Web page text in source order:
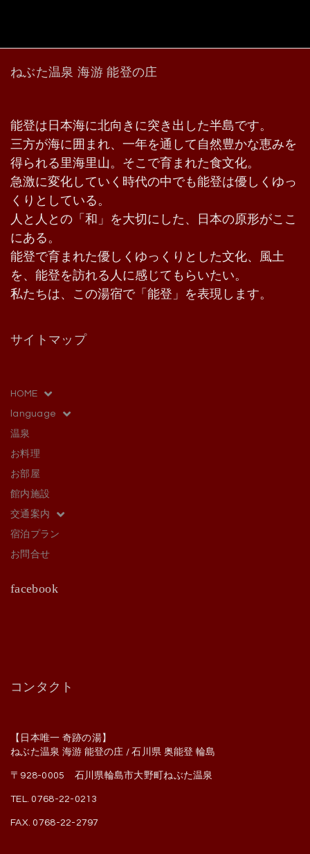
ねぶた温泉 海游 能登の庄
能登は日本海に北向きに突き出した半島です。
三方が海に囲まれ、一年を通して自然豊かな恵みを
得られる里海里山。そこで育まれた食文化。
急激に変化していく時代の中でも能登は優しくゆっ
くりとしている。
人と人との「和」を大切にした、日本の原形がここ
にある。
能登で育まれた優しくゆっくりとした文化、風土
を、能登を訪れる人に感じてもらいたい。
私たちは、この湯宿で「能登」を表現します。
サイトマップ
HOME
language
温泉
お料理
お部屋
館内施設
交通案内
宿泊プラン
お問合せ
facebook
コンタクト
【日本唯一 奇跡の湯】
ねぶた温泉 海游 能登の庄 / 石川県 奥能登 輪島
〒928-0005 石川県輪島市大野町ねぶた温泉
TEL. 0768-22-0213
FAX. 0768-22-2797